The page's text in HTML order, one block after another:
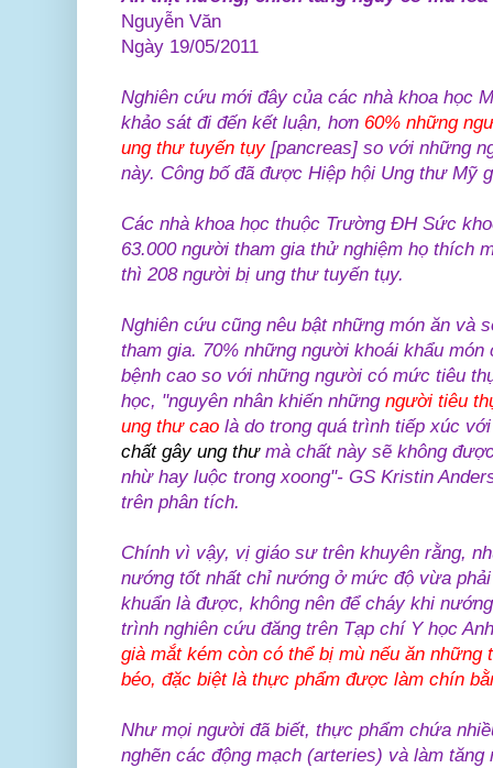
Nguyễn Văn
Ngày 19/05/2011
Nghiên cứu mới đây của các nhà khoa học
khảo sát đi đến kết luận, hơn 60% những
ung thư tuyến tụy[pancreas] so với những
này. Công bố đã được Hiệp hội Ung thư Mỹ
Các nhà khoa học thuộc Trường ĐH Sức
63.000 người tham gia thử nghiệm họ thích
thì 208 người bị ung thư tuyến tụy.
Nghiên cứu cũng nêu bật những món ăn và
tham gia. 70% những người khoái khẩu
bệnh cao so với những người có mức tiêu
học, "nguyên nhân khiến những người tiêu
ung thư cao là do trong quá trình tiếp xúc
chất gây ung thưmà chất này sẽ không
nhừ hay luộc trong xoong"- GS Kristin
trên phân tích.
Chính vì vậy, vị giáo sư trên khuyên rằng,
nướng tốt nhất chỉ nướng ở mức độ vừa
khuẩn là được, không nên để cháy khi
trình nghiên cứu đăng trên Tạp chí Y học
già mắt kém còn có thể bị mù nếu ăn
béo, đặc biệt là thực phẩm được làm chín
Như mọi người đã biết, thực phẩm chứa
nghẽn các động mạch (arteries) và làm